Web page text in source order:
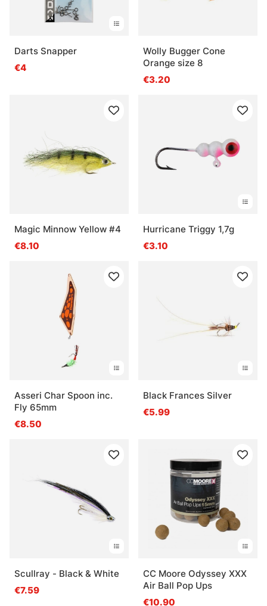
Darts Snapper
€4
Wolly Bugger Cone
Orange size 8
€3.20
Magic Minnow Yellow #4
€8.10
Hurricane Triggy 1,7g
€3.10
Asseri Char Spoon inc.
Fly 65mm
€8.50
Black Frances Silver
€5.99
Scullray - Black & White
€7.59
CC Moore Odyssey XXX
Air Ball Pop Ups
€10.90